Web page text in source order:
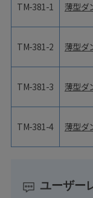
TM-381-1
TM-381-2
TM-381-3
TM-381-4
薄型ダ
薄型ダ
薄型ダ
薄型ダ
ユーザー